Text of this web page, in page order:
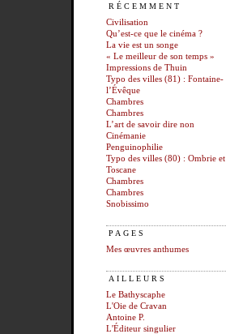
RÉCEMMENT
Civilisation
Qu’est-ce que le cinéma ?
La vie est un songe
« Le meilleur de son temps »
Impressions de Thuin
Typo des villes (81) : Fontaine-
l’Évêque
Chambres
Chambres
L’art de savoir dire non
Cinémanie
Penguinophilie
Typo des villes (80) : Ombrie et
Toscane
Chambres
Chambres
Snobissimo
PAGES
Mes œuvres anthumes
AILLEURS
Le Bathyscaphe
L'Oie de Cravan
Antoine P.
L'Éditeur singulier